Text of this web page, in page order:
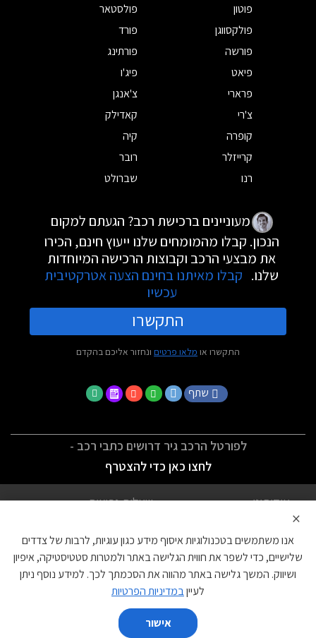
פוטון
פולסטאר
פולקסווגן
פורד
פורשה
פורתינג
פיאט
פיג'ו
פרארי
צ'אנגן
צ'רי
קאדילק
קופרה
קיה
קרייזלר
רובר
רנו
שברולט
מעוניינים ברכישת רכב? הגעתם למקום
הנכון. קבלו מהמומחים שלנו ייעוץ חינם, הכירו
את מבצעי הרכב וקבוצות הרכישה המיוחדות
שלנו. קבלו מאיתנו בחינם הצעה אטרקטיבית
עכשיו
התקשרו
התקשרו או מלאו פרטים ונחזור אליכם בהקדם
שתף
לפורטל הרכב גיר דרושים כתבי רכב -
לחצו כאן כדי להצטרף
אודותינו
שאלות נפוצות
הצהרת נגישות
צור קשר
עוגיות
×
אנו משתמשים בטכנולוגיות איסוף מידע כגון עוגיות, לרבות של צדדים
שלישיים, כדי לשפר את חווית הגלישה באתר ולמטרות סטטיסטיקה, איפיון
ושיווק. המשך גלישה באתר מהווה את הסכמתך לכך. למידע נוסף ניתן
לעייןבמדיניות הפרטיות
אישור